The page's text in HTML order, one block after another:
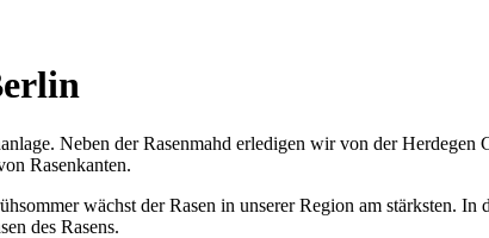
Neben der Rasenmahd erledigen wir von der
Rasenkanten.
wächst der Rasen in unserer Region am stärksten.
des Rasens.